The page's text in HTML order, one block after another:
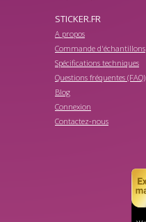
STICKER.FR
A propos
Commande d'échantillons
Spécifications techniques
Questions fréquentes (FAQ)
Blog
Connexion
Contactez-nous